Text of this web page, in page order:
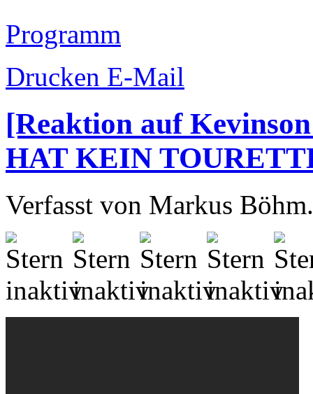
Programm
Drucken E-Mail
[Reaktion auf
HAT KEIN
Verfasst von Markus